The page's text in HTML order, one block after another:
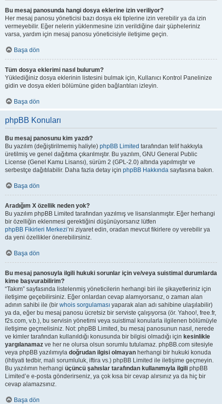
Bu mesaj panosunda hangi dosya eklerine izin veriliyor?
Her mesaj panosu yöneticisi bazı dosya eki tiplerine izin verebilir ya da izin
vermeyebilir. Eğer nelerin yüklenmesine izin verildiğine dair şüpheleriniz
varsa, yardım için mesaj panosu yöneticisiyle iletişime geçin.
Başa dön
Tüm dosya eklerimi nasıl bulurum?
Yüklediğiniz dosya eklerinin listesini bulmak için, Kullanıcı Kontrol Panelinize
gidin ve dosya ekleri bölümüne giden bağlantıları izleyin.
Başa dön
phpBB Konuları
Bu mesaj panosunu kim yazdı?
Bu yazılım (değiştirilmemiş haliyle) phpBB Limited tarafından telif hakkıyla
üretilmiş ve genel dağıtıma çıkarılmıştır. Bu yazılım, GNU General Public
License (Genel Kamu Lisansı), sürüm 2 (GPL-2.0) altında yapılmıştır ve
serbestçe dağıtılabilir. Daha fazla detay için phpBB Hakkında sayfasına bakın.
Başa dön
Aradığım X özellik neden yok?
Bu yazılım phpBB Limited tarafından yazılmış ve lisanslanmıştır. Eğer herhangi
bir özelliğin eklenmesi gerektiğini düşünüyorsanız lütfen
phpBB Fikirleri Merkezi’ni ziyaret edin, oradan mevcut fikirlere oy verebilir ya
da yeni özellikler önerebilirsiniz.
Başa dön
Bu mesaj panosuyla ilgili hukuki sorunlar için ve/veya suistimal durumlarda
kime başvurabilirim?
“Takım” sayfasında listelenmiş yöneticilerin herhangi biri ile şikayetleriniz için
iletişime geçebilirsiniz. Eğer onlardan cevap alamıyorsanız, o zaman alan
adının sahibi ile (bir whois sorgulaması yaparak alan adı sahibine ulaşılabilir)
ya da, eğer bu mesaj panosu ücretsiz bir serviste çalışıyorsa (ör. Yahoo!, free.fr,
f2s.com, v.b.), bu servisin yönetimi veya suistimal konularla ilgilenen bölümüyle
iletişime geçmelisiniz. Not: phpBB Limited, bu mesaj panosunun nasıl, nerede
ve kimler tarafından kullanıldığı konusunda bir bilgisi olmadığı için kesinlikle
yargılanamaz ve her ne olursa olsun sorumlu tutulamaz. phpBB.com sitesiyle
veya phpBB yazılımıyla doğrudan ilgisi olmayan herhangi bir hukuki konuda
(ihtiyati tedbir, mali sorumluluk, iftira vs.) phpBB Limited ile iletişime geçmeyin.
Bu yazılımın herhangi üçüncü şahıslar tarafından kullanımıyla ilgili phpBB
Limited’e e-posta gönderirseniz, ya çok kısa bir cevap alırsınız ya da hiç bir
cevap alamazsınız.
Başa dön